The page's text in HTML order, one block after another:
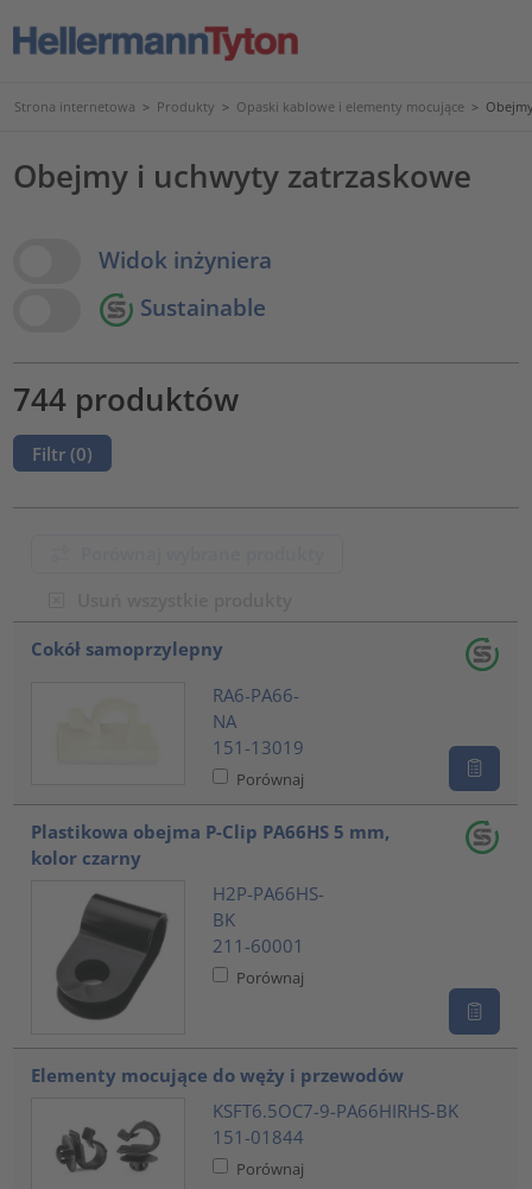
Strona internetowa > Produkty > Opaski kablowe i elementy mocujące >
Obejmy i uchwyty zatrzaskowe
View OptionsWidok inżyniera
Sustainable
744 produktów
Filtr (0)
Cokół samoprzylepny
RA6-PA66-
NA
151-13019
Porównaj
Plastikowa obejma P-Clip PA66HS 5 mm,
kolor czarny
H2P-PA66HS-
BK
211-60001
Porównaj
Elementy mocujące do węży i przewodów
KSFT6.5OC7-9-PA66HIRHS-BK
151-01844
Porównaj